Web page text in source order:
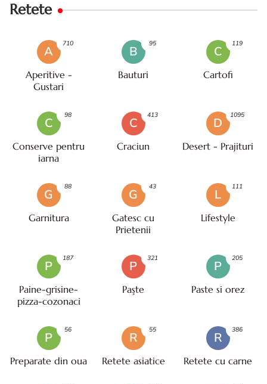
Retete
A
Aperitive -
Gustari
710
B
Bauturi
95
C
Cartofi
119
C
Conserve pentru
iarna
98
C
Craciun
413
D
Desert - Prajituri
1095
G
Garnitura
88
G
Gatesc cu
Prietenii
43
L
Lifestyle
111
P
Paine-grisine-
pizza-cozonaci
187
P
Paşte
321
P
Paste si orez
205
P
Preparate din oua
56
R
Retete asiatice
55
R
Retete cu carne
386